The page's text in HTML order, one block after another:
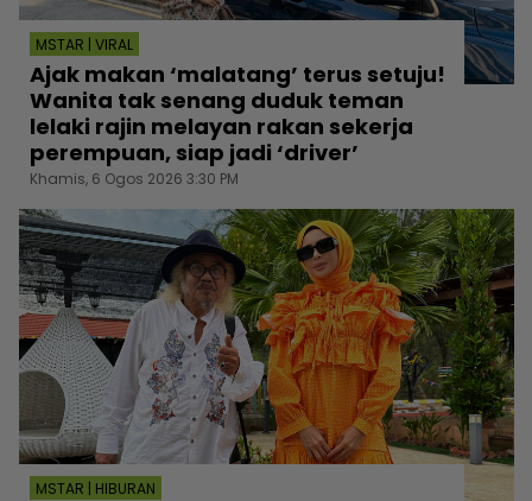
MSTAR | VIRAL
Ajak makan ‘malatang’ terus setuju!
Wanita tak senang duduk teman
lelaki rajin melayan rakan sekerja
perempuan, siap jadi ‘driver’
Khamis, 6 Ogos 2026 3:30 PM
MSTAR | HIBURAN